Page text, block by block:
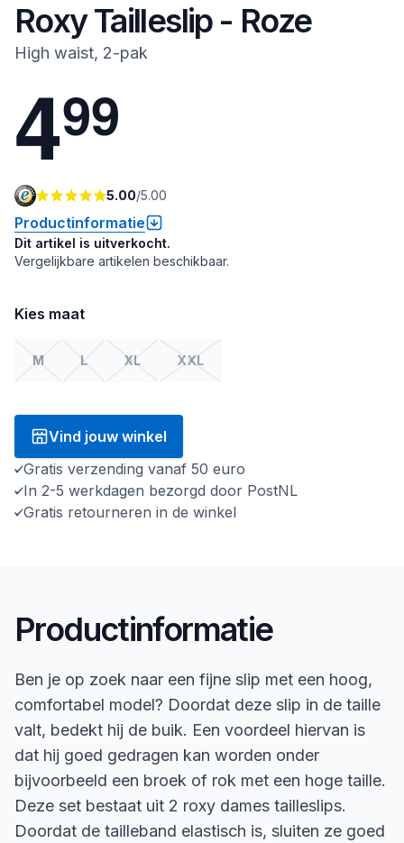
Roxy Tailleslip - Roze
High waist, 2-pak
499
5.00/5.00
Productinformatie
Dit artikel is uitverkocht.
Vergelijkbare artikelen beschikbaar.
Kies maat
M L XL XXL
Vind jouw winkel
Gratis verzending vanaf 50 euro
In 2-5 werkdagen bezorgd door PostNL
Gratis retourneren in de winkel
Productinformatie
Ben je op zoek naar een fijne slip met een hoog,
comfortabel model? Doordat deze slip in de taille
valt, bedekt hij de buik. Een voordeel hiervan is
dat hij goed gedragen kan worden onder
bijvoorbeeld een broek of rok met een hoge taille.
Deze set bestaat uit 2 roxy dames tailleslips.
Doordat de tailleband elastisch is, sluiten ze goed